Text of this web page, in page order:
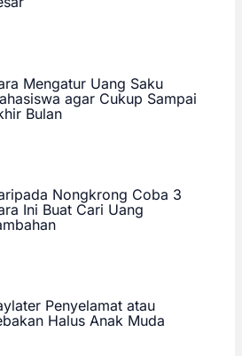
Mengatur Uang Saku
agar Cukup Sampai
Bulan
Nongkrong Coba 3
Ini Buat Cari Uang
Penyelamat atau
Halus Anak Muda